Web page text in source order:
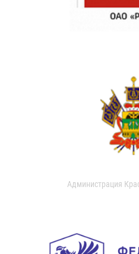
Администрация